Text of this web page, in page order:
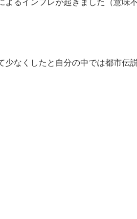
よるインフレが起きました（意味
少なくしたと自分の中では都市伝